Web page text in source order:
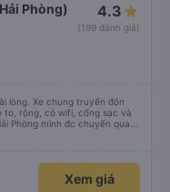
Phòng) 4.3
(199 đánh giá)
lòng. Xe chung truyển đón
Phòng mình đc chuyển qua
1 trải nghiệm
Xem giá